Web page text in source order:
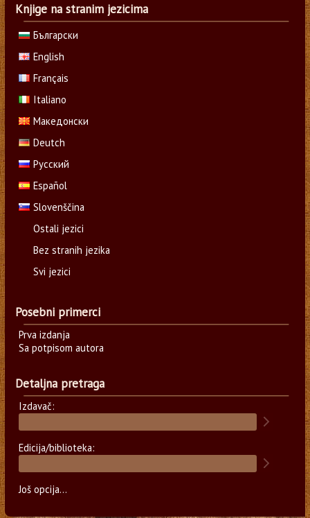
Knjige na stranim jezicima
Български
English
Français
Italiano
Македонски
Deutch
Русский
Español
Slovenščina
Ostali jezici
Bez stranih jezika
Svi jezici
Posebni primerci
Prva izdanja
Sa potpisom autora
Detaljna pretraga
Izdavač:
Edicija/biblioteka:
Još opcija...